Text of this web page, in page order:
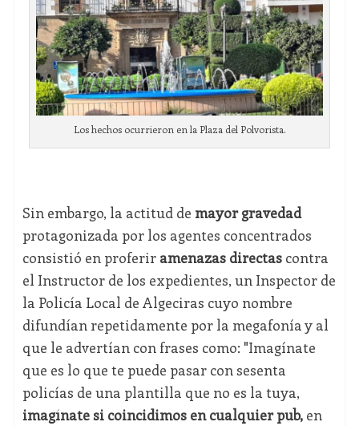
Los hechos ocurrieron en la Plaza del Polvorista.
Sin embargo, la actitud de mayor gravedad
protagonizada por los agentes concentrados
consistió en proferir amenazas directascontra
el Instructor de los expedientes, un Inspector de
la Policía Local de Algeciras cuyo nombre
difundían repetidamente por la megafonía y al
que le advertían con frases como: "Imagínate
que es lo que te puede pasar con sesenta
policías de una plantilla que no es la tuya,
imagínate si coincidimos en cualquier pub,en